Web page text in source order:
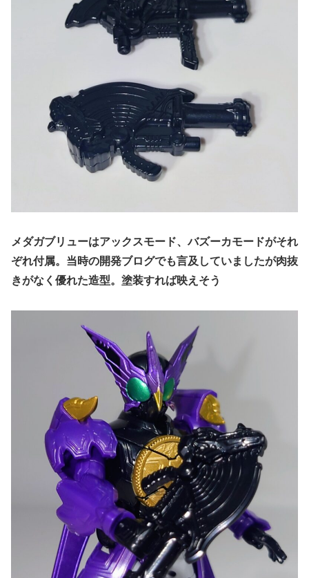
メダガブリューはアックスモード、バズーカモードがそれ
ぞれ付属。当時の開発ブログでも言及していましたが肉抜
きがなく優れた造型。塗装すれば映えそう